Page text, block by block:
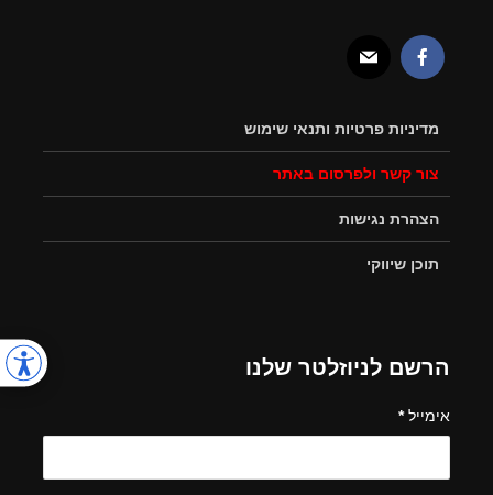
מדיניות פרטיות ותנאי שימוש
צור קשר ולפרסום באתר
הצהרת נגישות
תוכן שיווקי
הרשם לניוזלטר שלנו
אימייל*